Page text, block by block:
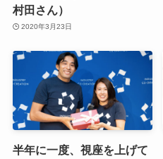
村田さん）
2020年3月23日
半年に一度、視座を上げて